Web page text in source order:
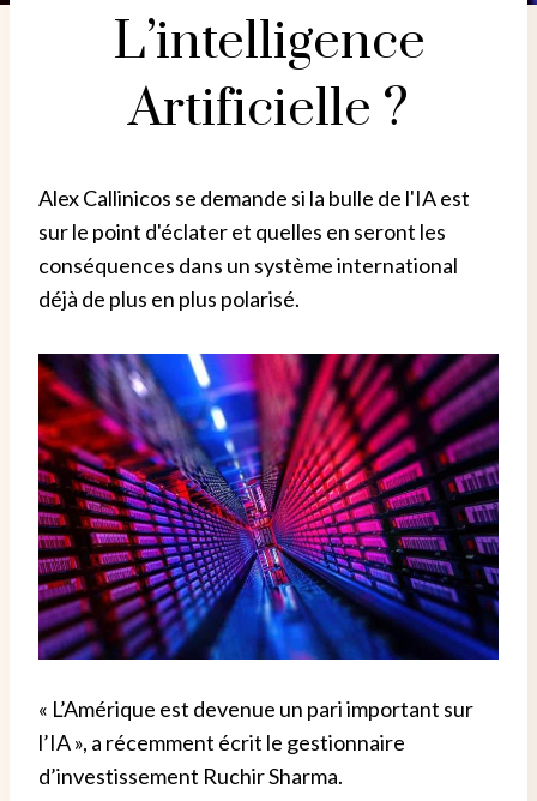
L’intelligence
Artificielle ?
Alex Callinicos se demande si la bulle de l'IA est
sur le point d'éclater et quelles en seront les
conséquences dans un système international
déjà de plus en plus polarisé.
« L’Amérique est devenue un pari important sur
l’IA », a récemment écrit le gestionnaire
d’investissement Ruchir Sharma.